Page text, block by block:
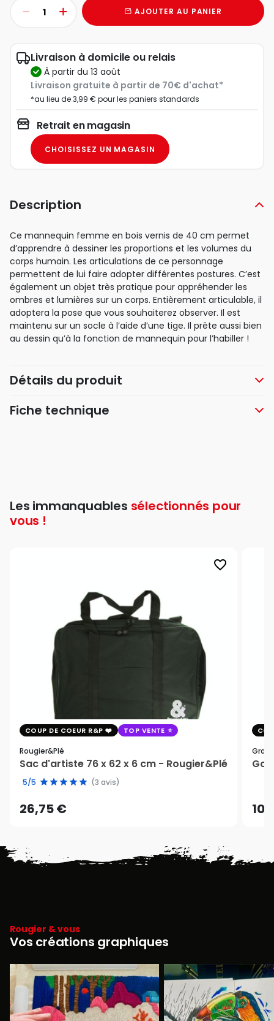
AJOUTER AU PANIER
Livraison à domicile ou relais
à partir du 13 août
Livraison gratuite à partir de 70€ d'achat*
*au lieu de 3,99 € pour les paniers standards
Retrait en magasin
CHOISISSEZ UN MAGASIN
Description
Ce mannequin femme en bois vernis de 40 cm permet
d’apprendre à dessiner les proportions et les volumes du
corps humain. Les articulations de ce personnage
permettent de lui faire adopter différentes postures. C’est
également un objet très pratique pour appréhender les
ombres et lumières sur un corps. Entièrement articulable, il
adoptera la pose que vous souhaiterez observer. Il est
maintenu sur un socle à l’aide d’une tige. Il prête aussi bien
au dessin qu’à la fonction de mannequin pour l’habiller !
Détails du produit
Fiche technique
Les immanquables sélectionnés pour
vous !
favorite_border
COUP DE COEUR R&P TOP VENTE
Rougier&plé
Sac d'artiste 76 x 62 x 6 cm - Rougier&Plé
5/5 (3 avis)
26,75 €
Rougier & vous
Vos créations graphiques